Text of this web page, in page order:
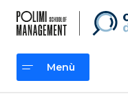
contenuto
Menù